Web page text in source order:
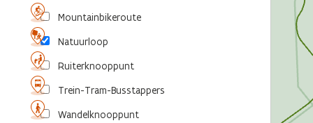
Mountainbikeroute
Natuurloop
Ruiterknooppunt
Trein-Tram-Busstappers
Wandelknooppunt